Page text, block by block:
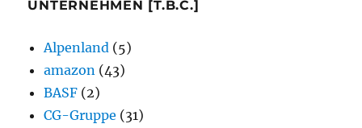
UNTERNEHMEN [T.B.C.]
Alpenland (5)
amazon (43)
BASF (2)
CG-Gruppe (31)